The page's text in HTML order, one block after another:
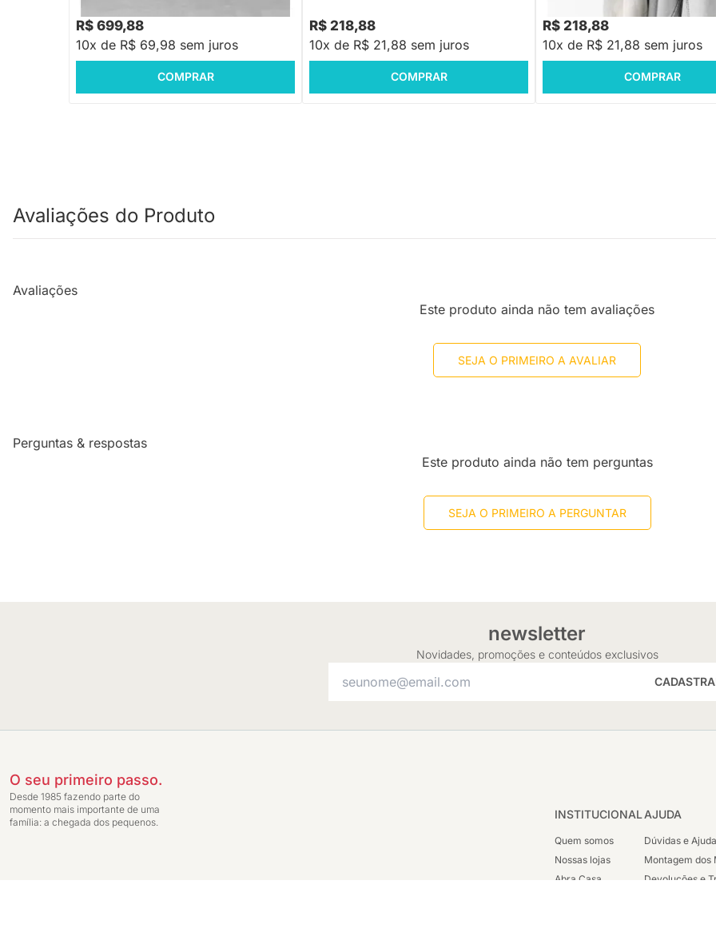
R$ 699,88
10x de R$ 69,98 sem juros
COMPRAR
R$ 218,88
10x de R$ 21,88 sem juros
COMPRAR
Economize R$ 50
R$ 218,88
10x de R$ 21,88 sem juros
COMPRAR
Avaliações do Produto
Avaliações
Este produto ainda não tem avaliações
SEJA O PRIMEIRO A AVALIAR
Perguntas & respostas
Este produto ainda não tem perguntas
SEJA O PRIMEIRO A PERGUNTAR
newsletter
Novidades, promoções e conteúdos exclusivos
O seu primeiro passo.
Desde 1985 fazendo parte do
momento mais importante de uma
família: a chegada dos pequenos.
INSTITUCIONAL
Quem somos
Nossas lojas
Abra Casa
AJUDA
Dúvidas e
Montagem dos
Devoluções e